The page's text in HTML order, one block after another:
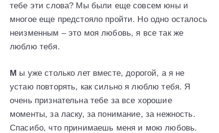
тебе эти слова? Мы были еще совсем юны и
многое еще предстояло пройти. Но одно осталось
неизменным – это моя любовь, я все так же
люблю тебя.
М ы уже столько лет вместе, дорогой, а я не
устаю повторять, как сильно я люблю тебя. Я
очень признательна тебе за все хорошие
моменты, за ласку, за понимание, за нежность.
Спасибо, что принимаешь меня и мою любовь.